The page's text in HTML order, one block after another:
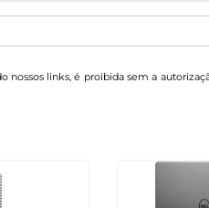
nossos links, é proibida sem a